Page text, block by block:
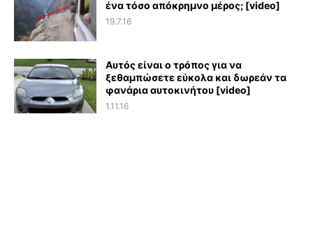
ένα τόσο απόκρημνο μέρος; [video]
19.7.16
Αυτός είναι ο τρόπος για να
ξεθαμπώσετε εύκολα και δωρεάν τα
φανάρια αυτοκινήτου [video]
1.11.16